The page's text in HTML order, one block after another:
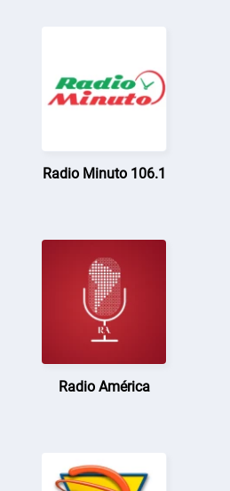
Radio Minuto 106.1
Radio América